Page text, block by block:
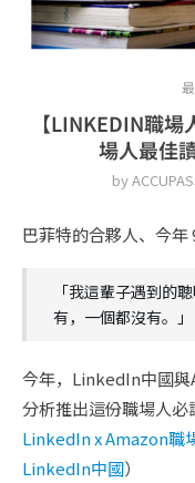
【LINKEDIN職
場人最佳
by
巴菲特的合夥人、今年
「我這輩子遇到的
有，一個都沒有。」
今年，LinkedIn中國與
分析推出這份職場人必
LinkedIn x Amazon職
LinkedIn中國）